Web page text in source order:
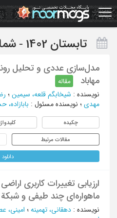
Skip
to
main
تابستان 1402 - شماره10
مدل‌سازی عددی و تحلیل
مهاباد
مقاله
نویسنده : شیخابگم قلعه، سیمین ؛
مهدی ؛ نویسنده مسئول : بابازاده،
چکیده
مقالات مرتبط
دانلود
ارزیابی تغییرات کاربری
ماهواره‌ای چند طیفی و
نویسنده : دهقانی، تهمینه ؛ امینی،